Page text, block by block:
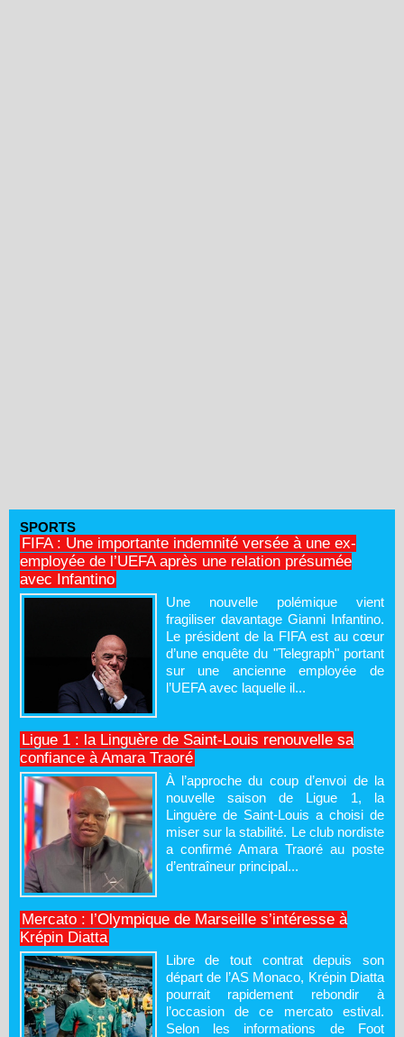
SPORTS
FIFA : Une importante indemnité versée à une ex-
employée de l’UEFA après une relation présumée
avec Infantino
Une nouvelle polémique vient
fragiliser davantage Gianni Infantino.
Le président de la FIFA est au cœur
d’une enquête du "Telegraph" portant
sur une ancienne employée de
l’UEFA avec laquelle il...
Ligue 1 : la Linguère de Saint-Louis renouvelle sa
confiance à Amara Traoré
À l’approche du coup d’envoi de la
nouvelle saison de Ligue 1, la
Linguère de Saint-Louis a choisi de
miser sur la stabilité. Le club nordiste
a confirmé Amara Traoré au poste
d’entraîneur principal...
Mercato : l’Olympique de Marseille s’intéresse à
Krépin Diatta
Libre de tout contrat depuis son
départ de l’AS Monaco, Krépin Diatta
pourrait rapidement rebondir à
l’occasion de ce mercato estival.
Selon les informations de Foot